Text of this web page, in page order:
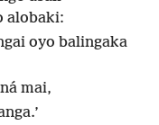
alobaki:
oyo balingaka
mai,